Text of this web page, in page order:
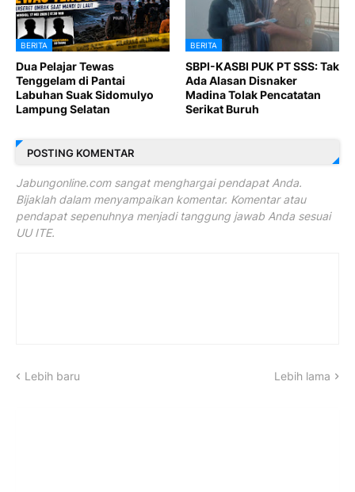
BERITA
Dua Pelajar Tewas
Tenggelam di Pantai
Labuhan Suak Sidomulyo
Lampung Selatan
BERITA
SBPI-KASBI PUK PT SSS: Tak
Ada Alasan Disnaker
Madina Tolak Pencatatan
Serikat Buruh
POSTING KOMENTAR
Jabungonline.com sangat menghargai pendapat Anda.
Bijaklah dalam menyampaikan komentar. Komentar atau
pendapat sepenuhnya menjadi tanggung jawab Anda sesuai
UU ITE.
Lebih baru Lebih lama